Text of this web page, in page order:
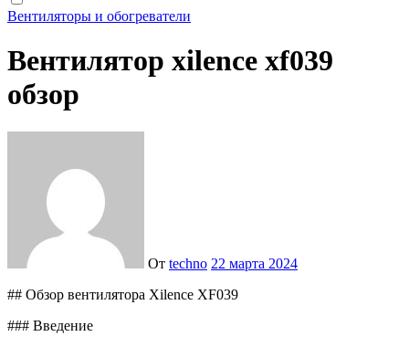
Вентиляторы и обогреватели
Вентилятор xilence xf039
обзор
От techno 22 марта 2024
## Обзор вентилятора Xilence XF039
### Введение